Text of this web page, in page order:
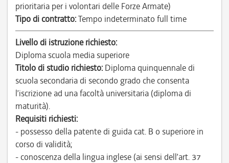
prioritaria per i volontari delle Forze Armate)
Tipo di contratto:Tempo indeterminato full time
Livello di istruzione richiesto:
Diploma scuola media superiore
Titolo di studio richiesto: Diploma quinquennale di
scuola secondaria di secondo grado che consenta
l’iscrizione ad una facoltà universitaria (diploma di
maturità).
Requisiti richiesti:
- possesso della patente di guida cat. B o superiore in
corso di validità;
- conoscenza della lingua inglese (ai sensi dell’art. 37